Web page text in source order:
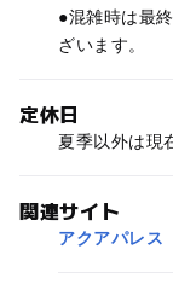
●混雑時は最
ざいます。
定休日
夏季以外は現
関連サイト
アクアパレ